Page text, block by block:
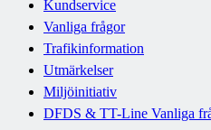
Kundservice
Vanliga frågor
Trafikinformation
Utmärkelser
Miljöinitiativ
DFDS & TT-Line Vanliga